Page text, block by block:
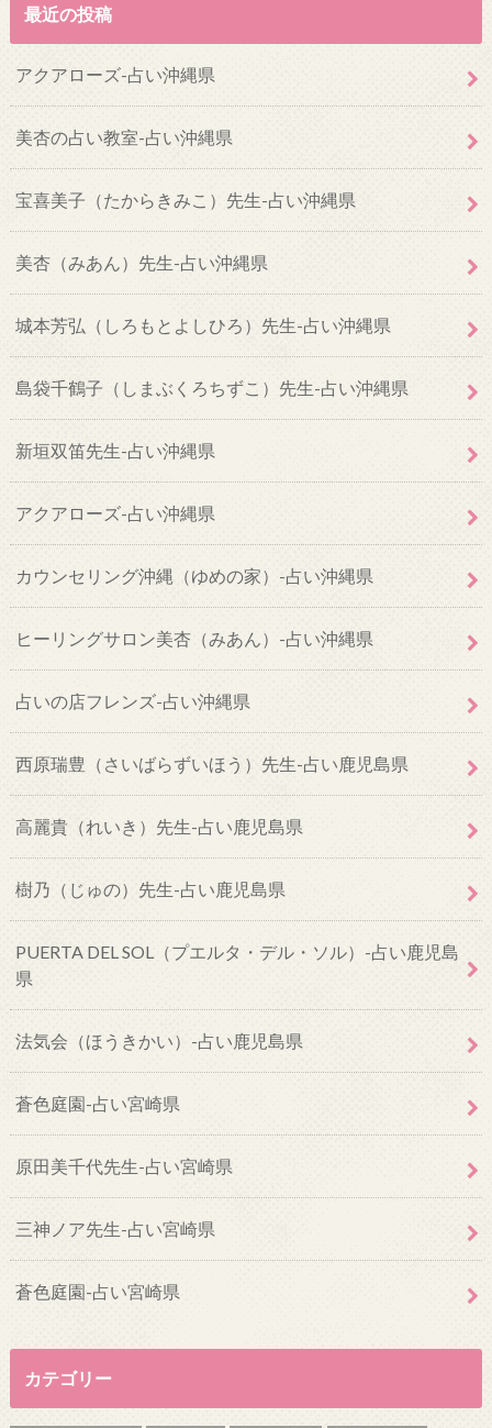
最近の投稿
アクアローズ-占い沖縄県
美杏の占い教室-占い沖縄県
宝喜美子（たからきみこ）先生-占い沖縄県
美杏（みあん）先生-占い沖縄県
城本芳弘（しろもとよしひろ）先生-占い沖縄県
島袋千鶴子（しまぶくろちずこ）先生-占い沖縄県
新垣双笛先生-占い沖縄県
アクアローズ-占い沖縄県
カウンセリング沖縄（ゆめの家）-占い沖縄県
ヒーリングサロン美杏（みあん）-占い沖縄県
占いの店フレンズ-占い沖縄県
西原瑞豊（さいばらずいほう）先生-占い鹿児島県
高麗貴（れいき）先生-占い鹿児島県
樹乃（じゅの）先生-占い鹿児島県
PUERTA DEL SOL（プエルタ・デル・ソル）-占い鹿児島
県
法気会（ほうきかい）-占い鹿児島県
蒼色庭園-占い宮崎県
原田美千代先生-占い宮崎県
三神ノア先生-占い宮崎県
蒼色庭園-占い宮崎県
カテゴリー